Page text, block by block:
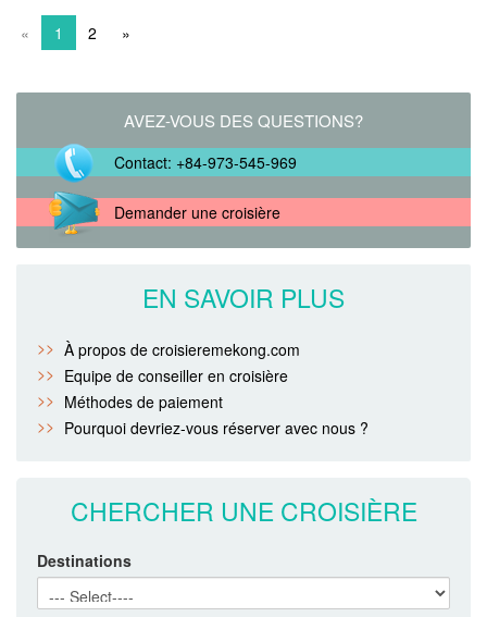
« 1 2 »
AVEZ-VOUS DES QUESTIONS?
Contact: +84-973-545-969
Demander une croisière
EN SAVOIR PLUS
À propos de croisieremekong.com
Equipe de conseiller en croisière
Méthodes de paiement
Pourquoi devriez-vous réserver avec nous ?
CHERCHER UNE CROISIÈRE
Destinations